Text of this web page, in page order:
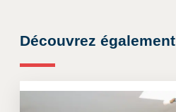
Découvrez également